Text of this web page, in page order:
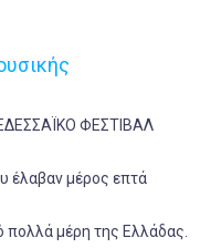
ΦΕΣΤΙΒΑΛ
έλαβαν μέρος επτά
πολλά μέρη της Ελλάδας.